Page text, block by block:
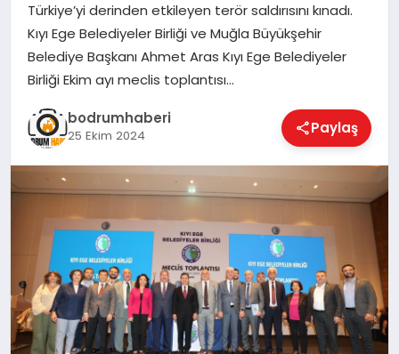
YAŞAM
SPOR
MUĞLA
Türkiye’yi derinden etkileyen terör saldırısını kınadı.
Kıyı Ege Belediyeler Birliği ve Muğla Büyükşehir
Belediye Başkanı Ahmet Aras Kıyı Ege Belediyeler
Birliği Ekim ayı meclis toplantısı…
bodrumhaberi
25 Ekim 2024 Paylaş